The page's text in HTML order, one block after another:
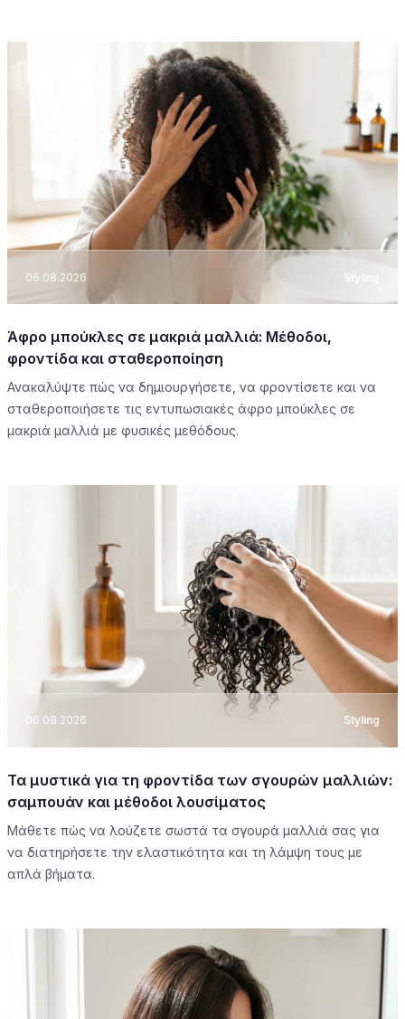
06.08.2026 Styling
Άφρο μπούκλες σε μακριά μαλλιά: Μέθοδοι,
φροντίδα και σταθεροποίηση
Ανακαλύψτε πώς να δημιουργήσετε, να φροντίσετε και να
σταθεροποιήσετε τις εντυπωσιακές άφρο μπούκλες σε
μακριά μαλλιά με φυσικές μεθόδους.
06.08.2026 Styling
Τα μυστικά για τη φροντίδα των σγουρών μαλλιών:
σαμπουάν και μέθοδοι λουσίματος
Μάθετε πώς να λούζετε σωστά τα σγουρά μαλλιά σας για
να διατηρήσετε την ελαστικότητα και τη λάμψη τους με
απλά βήματα.